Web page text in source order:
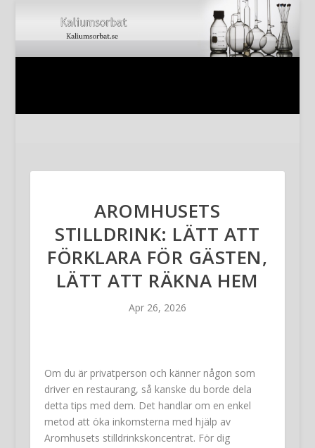
AROMHUSETS
STILLDRINK: LÄTT ATT
FÖRKLARA FÖR GÄSTEN,
LÄTT ATT RÄKNA HEM
Apr 26, 2026
Om du är privatperson och känner någon som
driver en restaurang, så kanske du borde dela
detta tips med dem. Det handlar om en enkel
metod att öka inkomsterna med hjälp av
Aromhusets stilldrinkskoncentrat. För dig